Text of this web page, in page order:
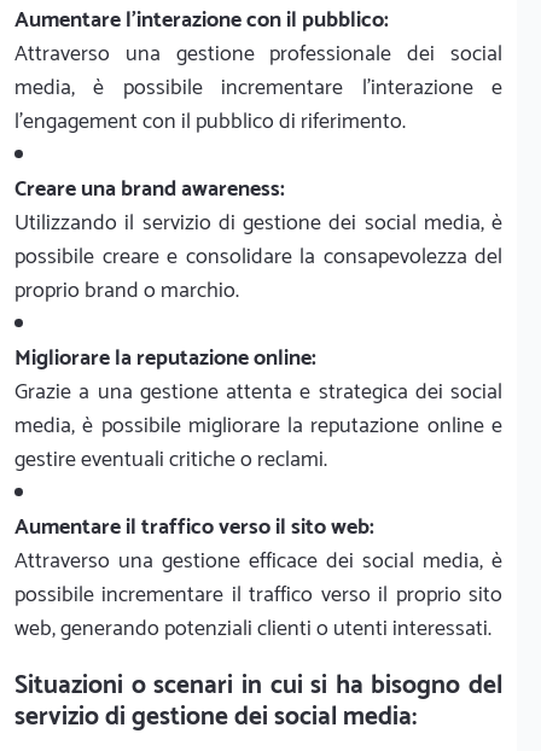
Aumentare l'interazione con il pubblico:
Attraverso una gestione professionale dei social
media, è possibile incrementare l'interazione e
l'engagement con il pubblico di riferimento.
Creare una brand awareness:
Utilizzando il servizio di gestione dei social media, è
possibile creare e consolidare la consapevolezza del
proprio brand o marchio.
Migliorare la reputazione online:
Grazie a una gestione attenta e strategica dei social
media, è possibile migliorare la reputazione online e
gestire eventuali critiche o reclami.
Aumentare il traffico verso il sito web:
Attraverso una gestione efficace dei social media, è
possibile incrementare il traffico verso il proprio sito
web, generando potenziali clienti o utenti interessati.
Situazioni o scenari in cui si ha bisogno del
servizio di gestione dei social media: